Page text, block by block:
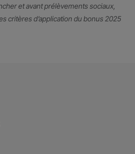
et avant prélèvements sociaux,
critères d’application du bonus 2025